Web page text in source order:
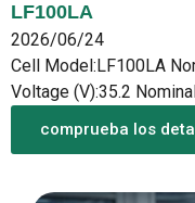
LF100LA
2026/06/24
Cell Model:LF100LA
Voltage (V):35.2
comprueba los